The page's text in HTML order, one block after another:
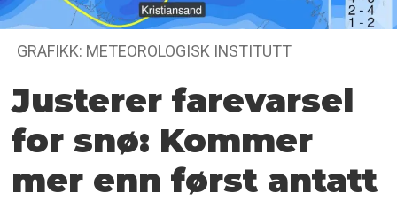
GRAFIKK: METEOROLOGISK INSTITUTT
Justerer farevarsel
for snø: Kommer
mer enn først antatt